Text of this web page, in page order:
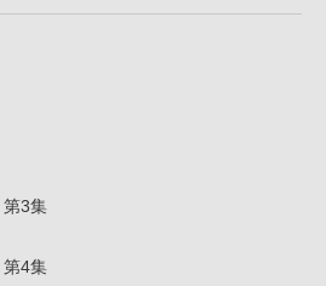
第3集
第4集